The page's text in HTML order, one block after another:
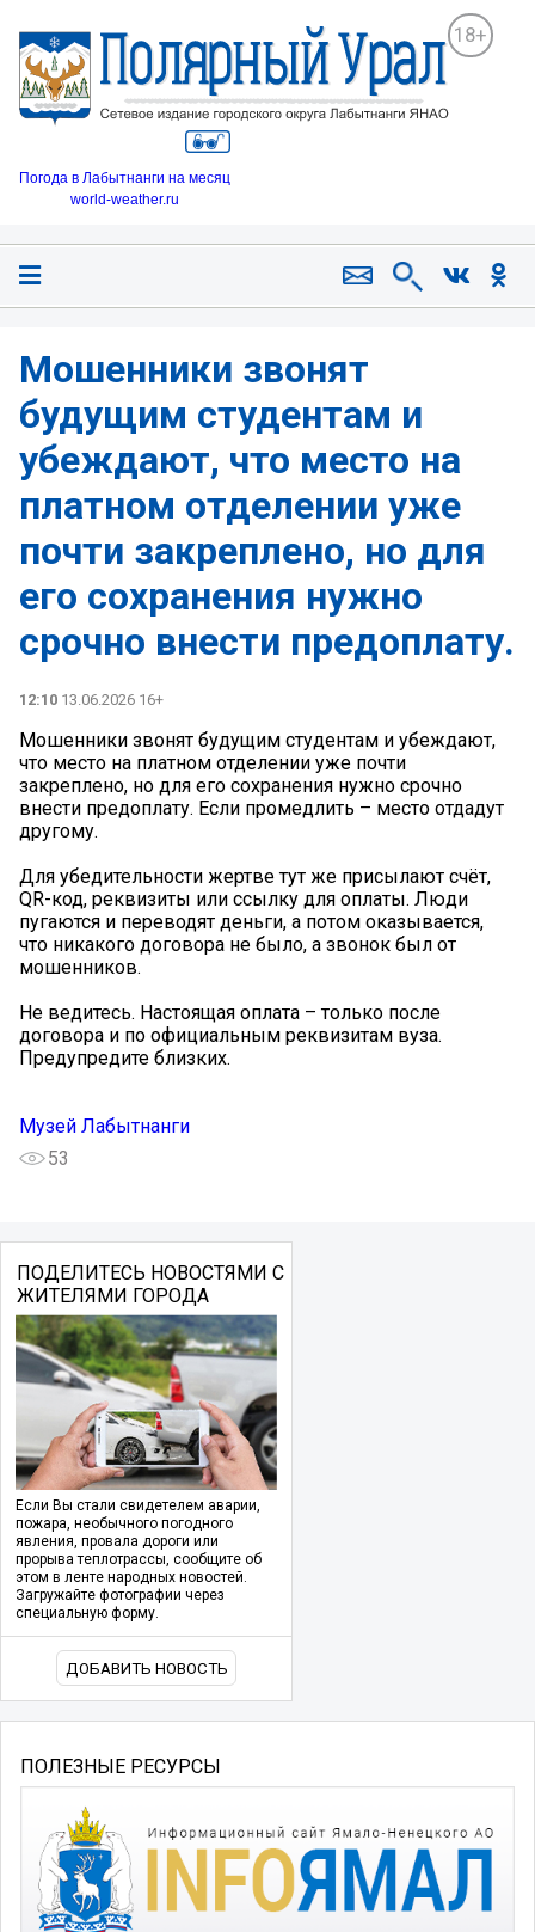
18+
Погода в Лабытнанги на месяц
world-weather.ru
Мошенники звонят
будущим студентам и
убеждают, что место на
платном отделении уже
почти закреплено, но для
его сохранения нужно
срочно внести предоплату.
12:10 13.06.2026 16+
Мошенники звонят будущим студентам и убеждают,
что место на платном отделении уже почти
закреплено, но для его сохранения нужно срочно
внести предоплату. Если промедлить – место отдадут
другому.
Для убедительности жертве тут же присылают счёт,
QR-код, реквизиты или ссылку для оплаты. Люди
пугаются и переводят деньги, а потом оказывается,
что никакого договора не было, а звонок был от
мошенников.
Не ведитесь. Настоящая оплата – только после
договора и по официальным реквизитам вуза.
Предупредите близких.
Музей Лабытнанги
53
ПОДЕЛИТЕСЬ НОВОСТЯМИ С
ЖИТЕЛЯМИ ГОРОДА
Если Вы стали свидетелем аварии,
пожара, необычного погодного
явления, провала дороги или
прорыва теплотрассы, сообщите об
этом в ленте народных новостей.
Загружайте фотографии через
специальную форму.
ДОБАВИТЬ НОВОСТЬ
ПОЛЕЗНЫЕ РЕСУРСЫ